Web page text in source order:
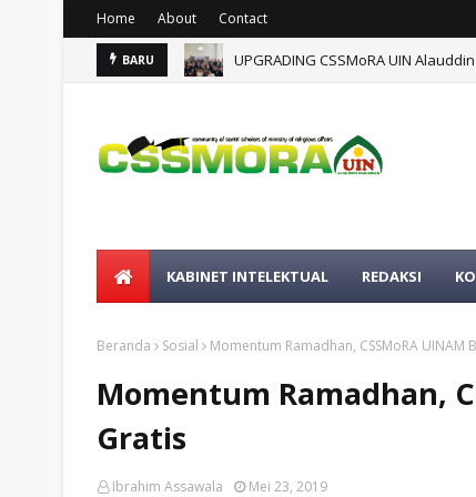
Home About Contact
BARU UPGRADING CSSMoRA UIN
KABINET INTELEKTUAL REDAKSI
Beranda Sosial Momentum Ramadhan, CSSMoRA UINAM
Momentum Ramadhan,
Gratis
Ibrahim Assawala Mei 23, 2019